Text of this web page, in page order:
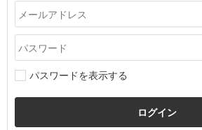
パスワードを表示する